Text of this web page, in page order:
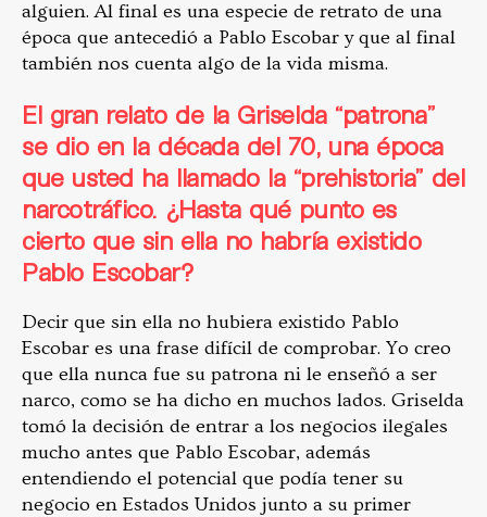
alguien. Al final es una especie de retrato de una
época que antecedió a Pablo Escobar y que al final
también nos cuenta algo de la vida misma.
El gran relato de la Griselda “patrona”
se dio en la década del 70, una época
que usted ha llamado la “prehistoria” del
narcotráfico. ¿Hasta qué punto es
cierto que sin ella no habría existido
Pablo Escobar?
Decir que sin ella no hubiera existido Pablo
Escobar es una frase difícil de comprobar. Yo creo
que ella nunca fue su patrona ni le enseñó a ser
narco, como se ha dicho en muchos lados. Griselda
tomó la decisión de entrar a los negocios ilegales
mucho antes que Pablo Escobar, además
entendiendo el potencial que podía tener su
negocio en Estados Unidos junto a su primer